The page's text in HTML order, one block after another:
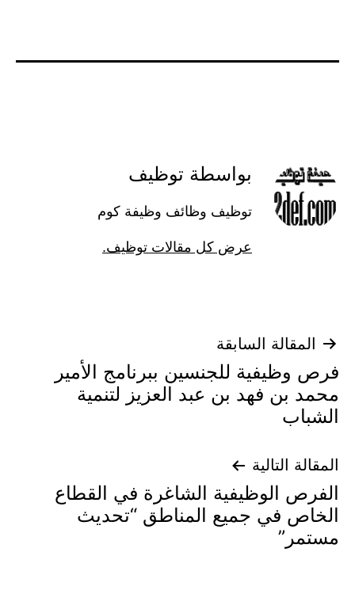
بواسطة توظيف
توظيف وظائف وظيفة كوم
عرض كل مقالات توظيف.
تصفّح
المقالات
المقالة السابقة
فرص وظيفية للجنسين ببرنامج الأمير
محمد بن فهد بن عبد العزيز لتنمية
الشباب
المقالة التالية
الفرص الوظيفية الشاغرة في القطاع
الخاص في جميع المناطق “تحديث
مستمر”